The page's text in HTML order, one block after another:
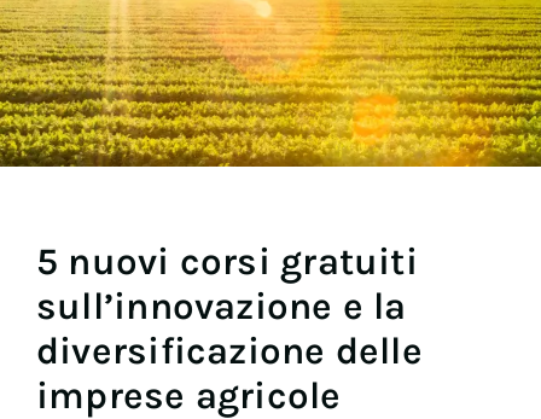
5 nuovi corsi gratuiti
sull’innovazione e la
diversificazione delle
imprese agricole